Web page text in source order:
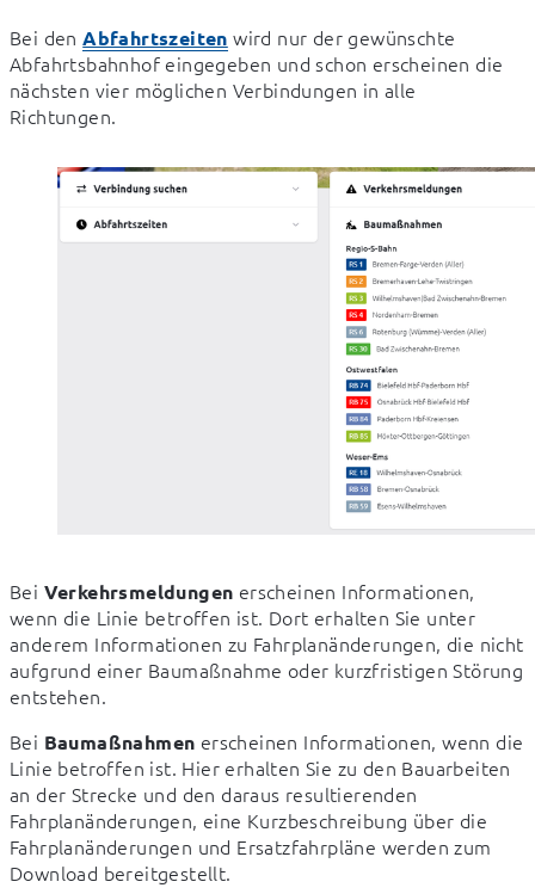
Bei den Abfahrtszeiten wird nur der gewünschte
Abfahrtsbahnhof eingegeben und schon erscheinen die
nächsten vier möglichen Verbindungen in alle
Richtungen.
Bei Verkehrsmeldungen erscheinen Informationen,
wenn die Linie betroffen ist. Dort erhalten Sie unter
anderem Informationen zu Fahrplanänderungen, die nicht
aufgrund einer Baumaßnahme oder kurzfristigen Störung
entstehen.
Bei Baumaßnahmen erscheinen Informationen, wenn die
Linie betroffen ist. Hier erhalten Sie zu den Bauarbeiten
an der Strecke und den daraus resultierenden
Fahrplanänderungen, eine Kurzbeschreibung über die
Fahrplanänderungen und Ersatzfahrpläne werden zum
Download bereitgestellt.